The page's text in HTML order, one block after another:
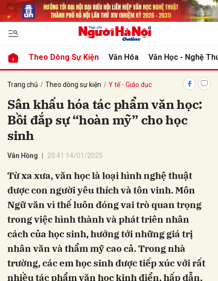
Theo Dòng Sự Kiện Văn Hóa Văn Học - Nghệ
Trang chủ Theo dòng sự kiện Y tế - Giáo dục
Sân khấu hóa tác phẩm văn học:
Bồi đắp sự “hoàn mỹ” cho học
sinh
Vân Hồng 20:41 14/01/2025
Từ xa xưa, văn học là loại hình nghệ thuật
được con người yêu thích và tôn vinh. Môn
Ngữ văn vì thế luôn đóng vai trò quan trọng
trong việc hình thành và phát triên nhân
cách của học sinh, hướng tới những giá trị
nhân văn và thẩm mỹ cao cả. Trong nhà
trường, các em học sinh được tiếp xúc với rất
nhiều tác phẩm văn học kinh điển, hấp dẫn,
luận